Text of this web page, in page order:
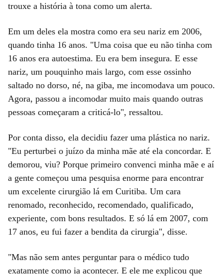
trouxe a história à tona como um alerta.
Em um deles ela mostra como era seu nariz em 2006,
quando tinha 16 anos. "Uma coisa que eu não tinha com
16 anos era autoestima. Eu era bem insegura. E esse
nariz, um pouquinho mais largo, com esse ossinho
saltado no dorso, né, na giba, me incomodava um pouco.
Agora, passou a incomodar muito mais quando outras
pessoas começaram a criticá-lo", ressaltou.
Por conta disso, ela decidiu fazer uma plástica no nariz.
"Eu perturbei o juízo da minha mãe até ela concordar. E
demorou, viu? Porque primeiro convenci minha mãe e aí
a gente começou uma pesquisa enorme para encontrar
um excelente cirurgião lá em Curitiba. Um cara
renomado, reconhecido, recomendado, qualificado,
experiente, com bons resultados. E só lá em 2007, com
17 anos, eu fui fazer a bendita da cirurgia", disse.
"Mas não sem antes perguntar para o médico tudo
exatamente como ia acontecer. E ele me explicou que